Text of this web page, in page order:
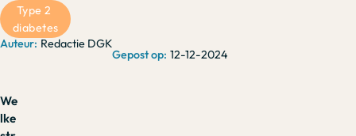
Redactie DGK
12-12-2024
Type 2
diabetes
We
lke